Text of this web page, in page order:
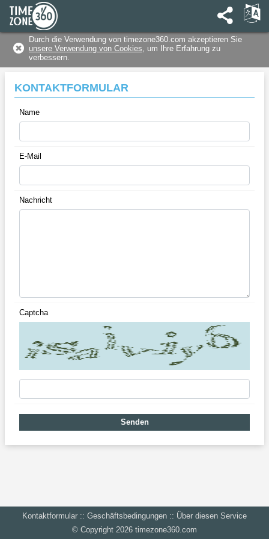
Durch die Verwendung von timezone360.com akzeptieren Sie
unsere Verwendung von Cookies , um Ihre Erfahrung zu
verbessern.
KONTAKTFORMULAR
Name
E-Mail
Nachricht
Captcha
Senden
Kontaktformular :: Geschäftsbedingungen :: Über diesen Service
‪© Copyright 2026 ‬ ‪timezone360.com‬